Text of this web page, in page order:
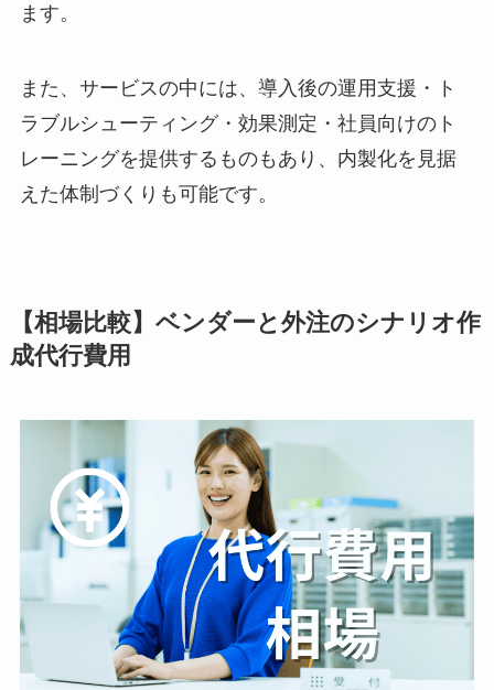
ます。
また、サービスの中には、導入後の運用支援・ト
ラブルシューティング・効果測定・社員向けのト
レーニングを提供するものもあり、内製化を見据
えた体制づくりも可能です。
【相場比較】ベンダーと外注のシナリオ作
成代行費用